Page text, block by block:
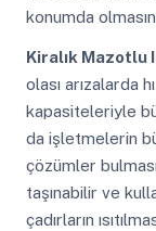
konumda
Kiralık Mazotlu
olası arızalarda
kapasiteleriyle
da işletmelerin
çözümler
taşınabilir ve
çadırların